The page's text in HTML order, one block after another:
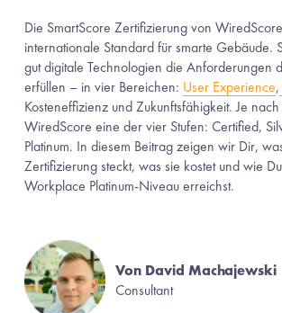
Die SmartScore Zertifizierung von
internationale Standard für smarte Gebäude.
gut digitale Technologien die Anforderungen
erfüllen – in vier Bereichen: User Experience,
Kosteneffizienz und Zukunftsfähigkeit. Je
WiredScore eine der vier Stufen: Certified,
Platinum. In diesem Beitrag zeigen wir Dir,
Zertifizierung steckt, was sie kostet und wie
Workplace Platinum-Niveau erreichst.
Von David Machajewski
Consultant